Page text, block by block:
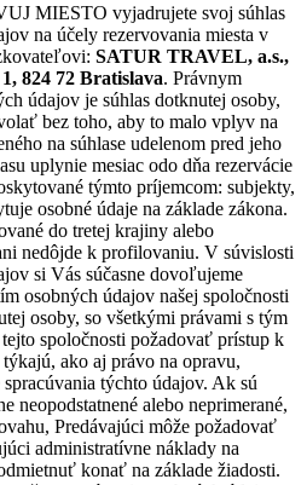
MIESTO vyjadrujete svoj súhlas
na účely rezervovania miesta v
SATUR TRAVEL, a.s.,
824 72 Bratislava. Právnym
údajov je súhlas dotknutej osoby,
bez toho, aby to malo vplyv na
na súhlase udelenom pred jeho
uplynie mesiac odo dňa rezervácie
týmto príjemcom: subjekty,
osobné údaje na základe zákona.
do tretej krajiny alebo
nedôjde k profilovaniu. V súvislosti
si Vás súčasne dovoľujeme
osobných údajov našej spoločnosti
osoby, so všetkými právami s tým
spoločnosti požadovať prístup k
ako aj právo na opravu,
týchto údajov. Ak sú
neopodstatnené alebo neprimerané,
Predávajúci môže požadovať
administratívne náklady na
konať na základe žiadosti.